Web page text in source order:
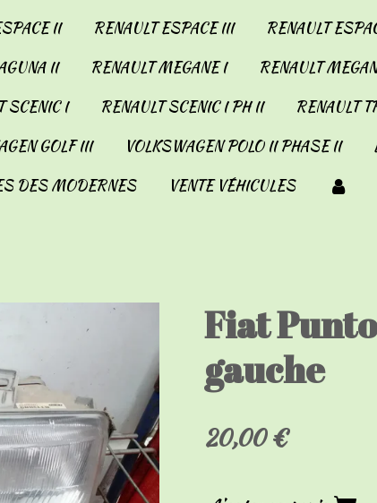
II RENAULT ESPACE III RENAULT
II RENAULT MEGANE I RENAULT
SCENIC I RENAULT SCENIC I PH II RENAULT
GOLF III VOLKSWAGEN POLO II PHASE II
DES MODERNES
VENTE VÉHICULES
Fiat
gauche
20,00 €